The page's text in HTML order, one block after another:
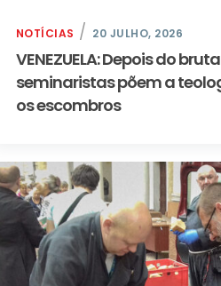
NOTÍCIAS 20 JULHO, 2026
VENEZUELA: Depois do
seminaristas põem a
os escombros